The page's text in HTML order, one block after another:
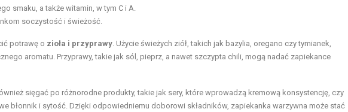
smaku, a także witamin, w tym C i A.
soczystość i świeżość.
potrawę o zioła i przyprawy . Użycie świeżych ziół, takich jak bazylia, oregano czy tymianek,
aromatu. Przyprawy, takie jak sól, pieprz, a nawet szczypta chili, mogą nadać zapiekance
sięgać po różnorodne produkty, takie jak sery, które wprowadzą kremową konsystencję, czy
błonnik i sytość. Dzięki odpowiedniemu doborowi składników, zapiekanka warzywna może stać